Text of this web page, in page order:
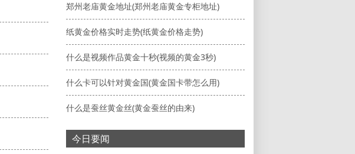
郑州老庙黄金地址(郑州老庙黄金专柜地址)
纸黄金价格实时走势(纸黄金价格走势)
什么是视频作品黄金十秒(视频的黄金3秒)
什么卡可以针对黄金国(黄金国卡带怎么用)
什么是蚕丝黄金丝(黄金蚕丝的由来)
今日要闻